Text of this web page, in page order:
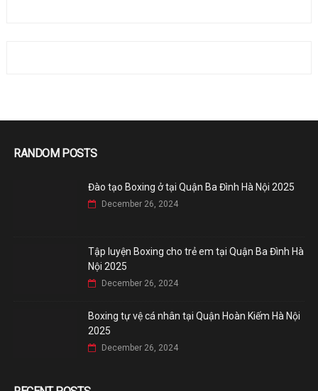
RANDOM POSTS
Đào tạo Boxing ở tại Quận Ba Đình Hà Nội 2025
December 26, 2024
Tập luyện Boxing cho trẻ em tại Quận Ba Đình Hà
Nội 2025
December 26, 2024
Boxing tự vệ cá nhân tại Quận Hoàn Kiếm Hà Nội
2025
December 26, 2024